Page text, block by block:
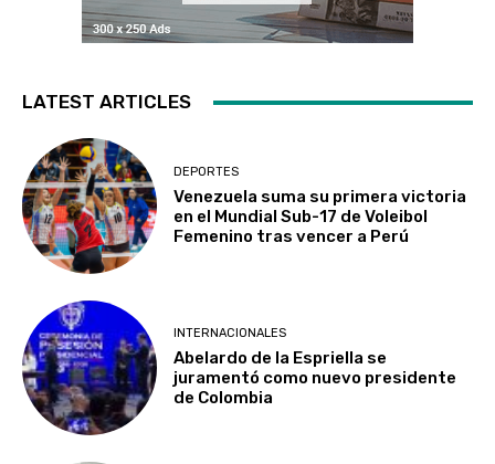
LATEST ARTICLES
DEPORTES
Venezuela suma su primera victoria
en el Mundial Sub-17 de Voleibol
Femenino tras vencer a Perú
INTERNACIONALES
Abelardo de la Espriella se
juramentó como nuevo presidente
de Colombia